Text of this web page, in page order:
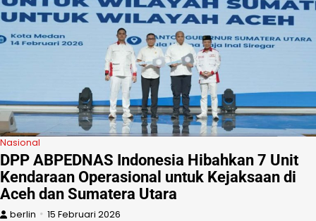
Nasional
DPP ABPEDNAS Indonesia Hibahkan 7 Unit
Kendaraan Operasional untuk Kejaksaan di
Aceh dan Sumatera Utara
berlin 15 Februari 2026